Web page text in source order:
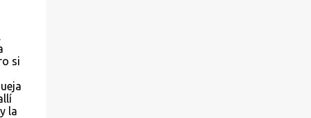
si
la